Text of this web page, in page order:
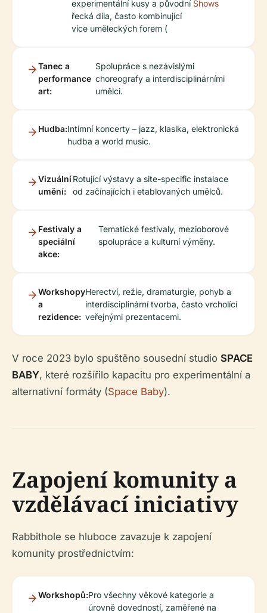
experimentální kusy a původní
řecká díla, často kombinující
více uměleckých forem (
Shows
Tanec a
performance
art:
Spolupráce s nezávislými
choreografy a interdisciplinárními
umělci.
Hudba:Intimní koncerty – jazz, klasika, elektronická
hudba a world music.
Vizuální
umění:
Rotující výstavy a site-specific instalace
od začínajících i etablovaných umělců.
Festivaly a
speciální
akce:
Tematické festivaly, mezioborové
spolupráce a kulturní výměny.
Workshopy
a
rezidence:
Herectví, režie, dramaturgie, pohyb a
interdisciplinární tvorba, často vrcholící
veřejnými prezentacemi.
V roce 2023 bylo spuštěno sousední studio SPACE
BABY, které rozšířilo kapacitu pro experimentální a
alternativní formáty (Space Baby).
Zapojení komunity a
vzdělávací iniciativy
Rabbithole se hluboce zavazuje k zapojení
komunity prostřednictvím:
Workshopů:Pro všechny věkové kategorie a
úrovně dovedností, zaměřené na